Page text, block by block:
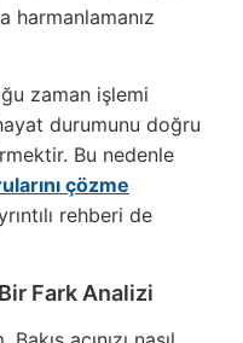
harmanlamanız
zaman işlemi
durumunu doğru
Bu nedenle
çözme
rehberi de
Fark Analizi